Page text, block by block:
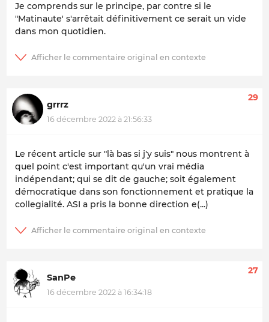
Je comprends sur le principe, par contre si le
"Matinaute' s'arrêtait définitivement ce serait un vide
dans mon quotidien.
grrrz
16 décembre 2022 à 21:56:33
29
Le récent article sur "là bas si j'y suis" nous montrent à
quel point c'est important qu'un vrai média
indépendant; qui se dit de gauche; soit également
démocratique dans son fonctionnement et pratique la
collegialité. ASI a pris la bonne direction e(...)
SanPe
16 décembre 2022 à 16:34:18
27